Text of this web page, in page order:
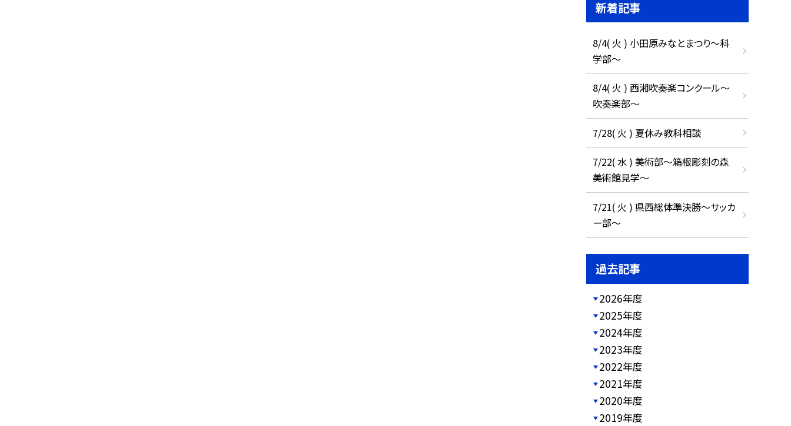
新着記事
8/4( 火 ) 小田原みなとまつり～科
学部～
8/4( 火 ) 西湘吹奏楽コンクール～
吹奏楽部～
7/28( 火 ) 夏休み教科相談
7/22( 水 ) 美術部～箱根彫刻の森
美術館見学～
7/21( 火 ) 県西総体準決勝～サッカ
ー部～
過去記事
2026年度
2025年度
2024年度
2023年度
2022年度
2021年度
2020年度
2019年度